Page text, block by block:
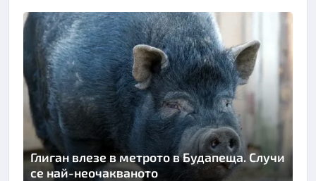
Глиган влезе в метрото в Будапеща. Случи
се най-неочакваното